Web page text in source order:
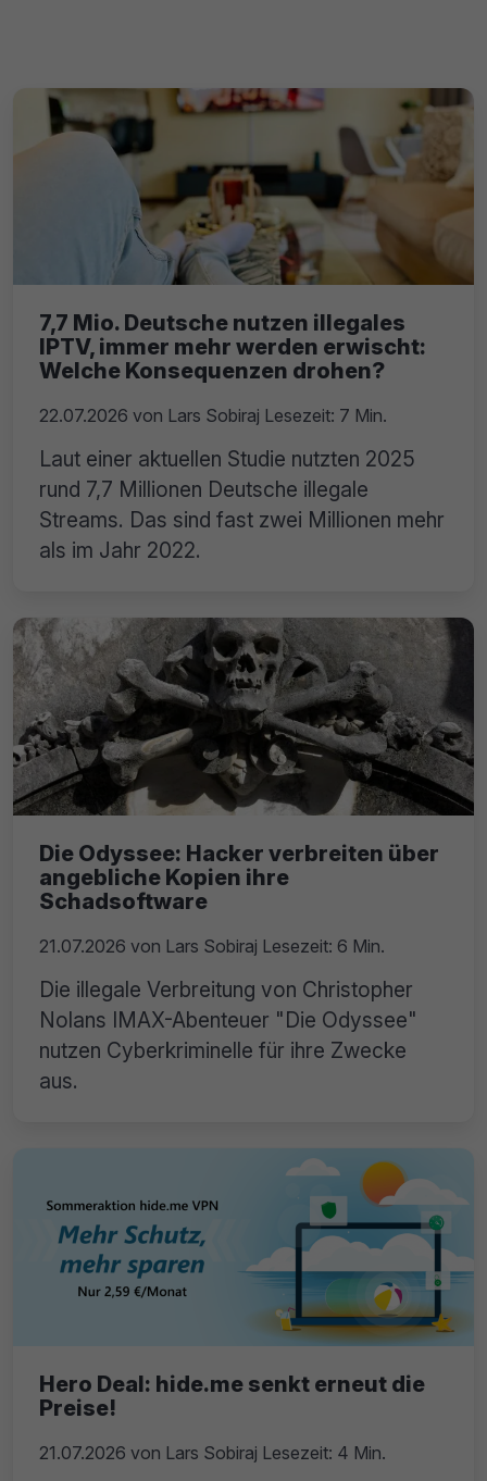
7,7 Mio. Deutsche nutzen illegales
IPTV, immer mehr werden erwischt:
Welche Konsequenzen drohen?
22.07.2026 von Lars Sobiraj Lesezeit: 7 Min.
Laut einer aktuellen Studie nutzten 2025
rund 7,7 Millionen Deutsche illegale
Streams. Das sind fast zwei Millionen mehr
als im Jahr 2022.
Die Odyssee: Hacker verbreiten über
angebliche Kopien ihre
Schadsoftware
21.07.2026 von Lars Sobiraj Lesezeit: 6 Min.
Die illegale Verbreitung von Christopher
Nolans IMAX-Abenteuer "Die Odyssee"
nutzen Cyberkriminelle für ihre Zwecke
aus.
Hero Deal: hide.me senkt erneut die
Preise!
21.07.2026 von Lars Sobiraj Lesezeit: 4 Min.